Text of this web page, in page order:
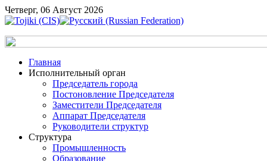
Четверг, 06 Август 2026
Главная
Исполнительный орган
Председатель города
Постоновление Председателя
Заместители Председателя
Аппарат Председателя
Руководители структур
Структура
Промышленность
Образование